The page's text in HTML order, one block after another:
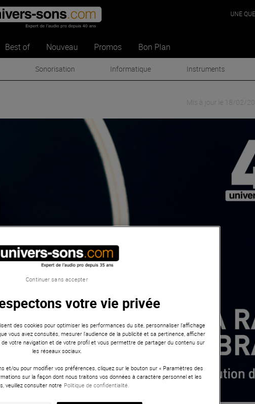
Best of Nouveau Promos Bon Plan
UNE
Sonorisation Informatique Instruments
Mis à jour le 18/02/
votre vie privée
des cookies pour optimiser les performances du site, personnaliser l’affichage
vous avez consultés, mesurer l'audience de la publicité et sa pertinence, afficher
votre navigation et de votre profil et vous permettre de partager du contenu sur
les réseaux sociaux.
et/ou pour modifier vos préférences, cliquez sur le bouton sur « Paramètres des
sur la façon dont nous traitons vos données à caractère personnel et les
veuillez consulter notre Politique de confidentialité.
Continuer sans accepter